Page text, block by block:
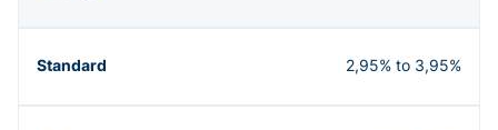
2,95% to 3,95%